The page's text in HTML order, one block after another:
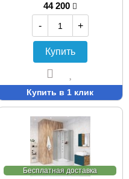
44 200
-
+
Купить
Купить в 1 клик
Бесплатная доставка